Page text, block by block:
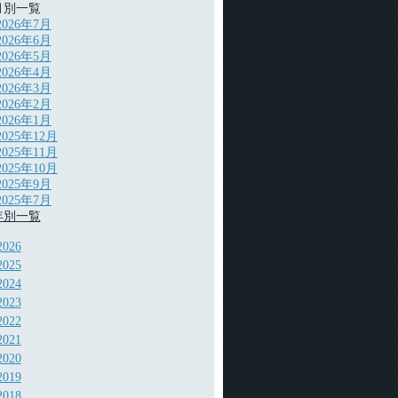
一覧
年7月
年6月
年5月
年4月
年3月
年2月
年1月
年12月
年11月
年10月
年9月
年7月
一覧